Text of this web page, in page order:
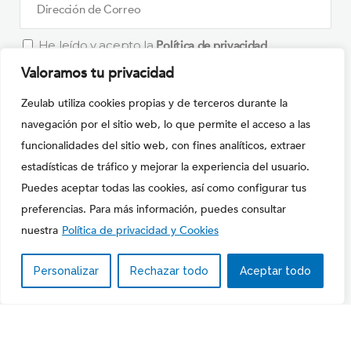
Valoramos tu privacidad
Zeulab utiliza cookies propias y de terceros durante la
navegación por el sitio web, lo que permite el acceso a las
funcionalidades del sitio web, con fines analíticos, extraer
estadísticas de tráfico y mejorar la experiencia del usuario.
Puedes aceptar todas las cookies, así como configurar tus
preferencias. Para más información, puedes consultar
nuestra Política de privacidad y Cookies
Personalizar Rechazar todo Aceptar todo
He leído y acepto la Política de privacidad
Solve
the
math
problem
shown
in
image
to
Por favor, deja este campo vacío.
Copyright © 2020ZEULAB S.L.